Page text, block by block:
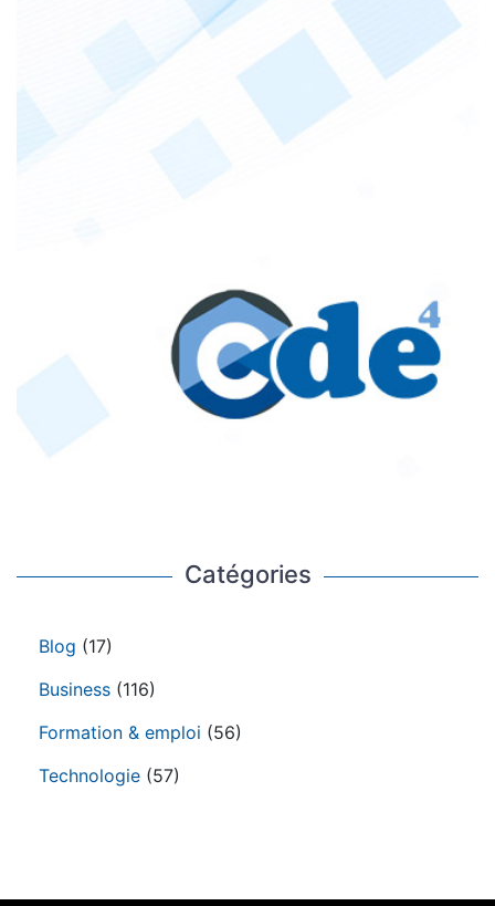
Catégories
Blog (17)
Business (116)
Formation & emploi (56)
Technologie (57)